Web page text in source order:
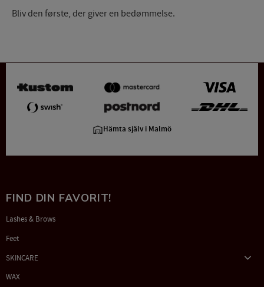
Bliv den første, der giver en bedømmelse.
Hämta själv i Malmö
FIND DIN FAVORIT!
Lashes & Brows
Feet
SKINCARE
WAX